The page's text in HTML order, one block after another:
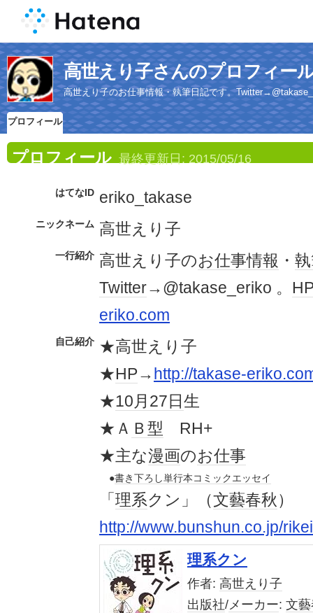
高世えり子さんのプロフィー
高世えり子のお仕事情報・執筆日記です。
プロフィール
プロフィール 最終更新日: 2015/05/16
はてなID eriko_takase
ニックネーム 高世えり子
一行紹介 高世えり子のお仕事情報 ・
Twitter→@takase_eriko 。
eriko.com
自己紹介 ★高世えり子
★HP→ http://takase-
★10月27日生
★Ａ Ｂ型 RH+
★主な漫画のお仕事
●書き下ろし単行本コミックエッセイ
「 理系クン」（文藝春秋）
http://www.bunshun.co.jp/
理系クン
作者: 高世えり子
出版社/メーカー: 文